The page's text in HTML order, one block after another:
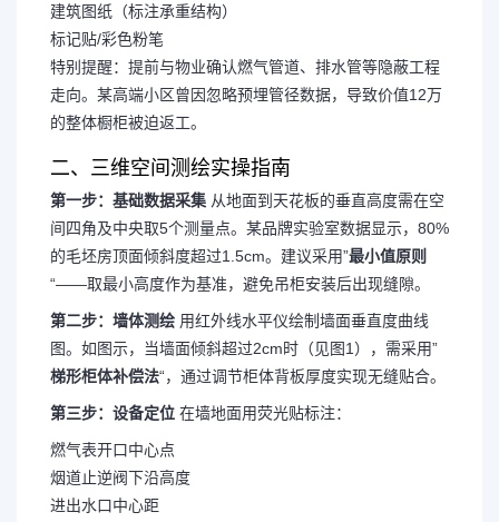
建筑图纸（标注承重结构）
标记贴/彩色粉笔
特别提醒：提前与物业确认燃气管道、排水管等隐蔽工程
走向。某高端小区曾因忽略预埋管径数据，导致价值12万
的整体橱柜被迫返工。
二、三维空间测绘实操指南
第一步：基础数据采集 从地面到天花板的垂直高度需在空
间四角及中央取5个测量点。某品牌实验室数据显示，80%
的毛坯房顶面倾斜度超过1.5cm。建议采用”最小值原则
“——取最小高度作为基准，避免吊柜安装后出现缝隙。
第二步：墙体测绘 用红外线水平仪绘制墙面垂直度曲线
图。如图示，当墙面倾斜超过2cm时（见图1），需采用”
梯形柜体补偿法“，通过调节柜体背板厚度实现无缝贴合。
第三步：设备定位 在墙地面用荧光贴标注：
燃气表开口中心点
烟道止逆阀下沿高度
进出水口中心距